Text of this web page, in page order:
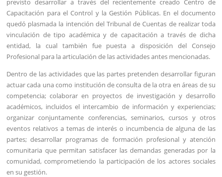
Capacitación para el Control y la Gestión Públicas. En el documento
quedó plasmada la intención del Tribunal de Cuentas de realizar toda
vinculación de tipo académica y de capacitación a través de dicha
entidad, la cual también fue puesta a disposición del Consejo
Profesional para la articulación de las actividades antes mencionadas.
Dentro de las actividades que las partes pretenden desarrollar figuran
actuar cada una como institución de consulta de la otra en áreas de su
competencia; colaborar en proyectos de investigación y desarrollo
académicos, incluidos el intercambio de información y experiencias;
organizar conjuntamente conferencias, seminarios, cursos y otros
eventos relativos a temas de interés o incumbencia de alguna de las
partes; desarrollar programas de formación profesional y atención
comunitaria que permitan satisfacer las demandas generadas por la
comunidad, comprometiendo la participación de los actores sociales
en su gestión.